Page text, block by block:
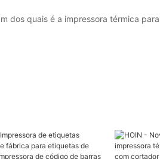
dos quais é a impressora térmica